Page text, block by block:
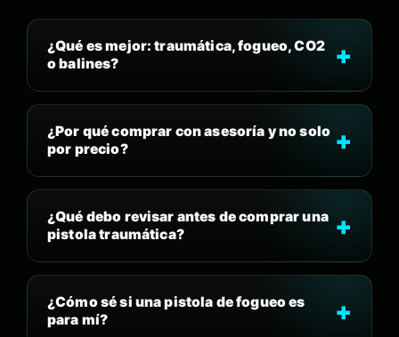
¿Qué es mejor: traumática, fogueo, CO2
o balines?
¿Por qué comprar con asesoría y no solo
por precio?
¿Qué debo revisar antes de comprar una
pistola traumática?
¿Cómo sé si una pistola de fogueo es
para mí?